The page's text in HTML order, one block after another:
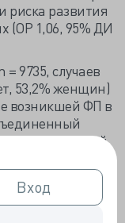
Вход
Вход
риска развития
(ОР 1,06, 95% ДИ
= 9735, случаев
53,2% женщин)
возникшей ФП в
с частотой
таких
(ОР 0,92, 95% ДИ